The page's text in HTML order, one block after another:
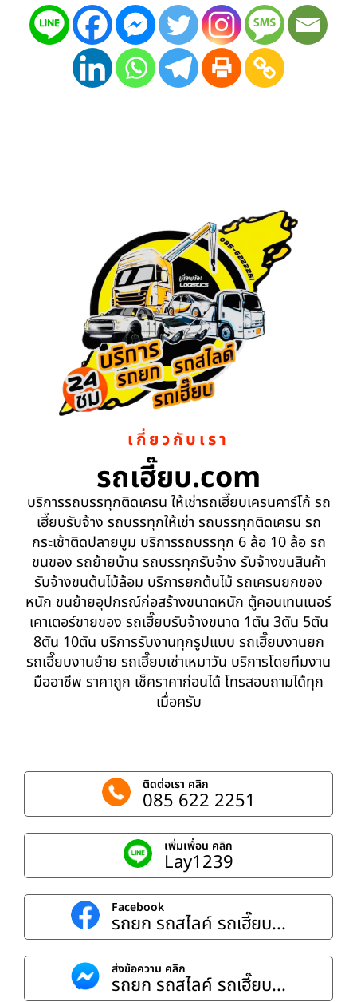
เกี่ยวกับเรา
รถเฮี๊ยบ.com
บริการรถบรรทุกติดเครน ให้เช่ารถเฮี๊ยบเครนคาร์โก้ รถ
เฮี๊ยบรับจ้าง รถบรรทุกให้เช่า รถบรรทุกติดเครน รถ
กระเช้าติดปลายบูม บริการรถบรรทุก 6 ล้อ 10 ล้อ รถ
ขนของ รถย้ายบ้าน รถบรรทุกรับจ้าง รับจ้างขนสินค้า
รับจ้างขนต้นไม้ล้อม บริการยกต้นไม้ รถเครนยกของ
หนัก ขนย้ายอุปกรณ์ก่อสร้างขนาดหนัก ตู้คอนเทนเนอร์
เคาเตอร์ขายของ รถเฮี๊ยบรับจ้างขนาด 1ตัน 3ตัน 5ตัน
8ตัน 10ตัน บริการรับงานทุกรูปแบบ รถเฮี๊ยบงานยก
รถเฮี๊ยบงานย้าย รถเฮี๊ยบเช่าเหมาวัน บริการโดยทีมงาน
มืออาชีพ ราคาถูก เช็คราคาก่อนได้ โทรสอบถามได้ทุก
เมื่อครับ
ติดต่อเรา คลิก
085 622 2251
เพิ่มเพื่อน คลิก
Lay1239
Facebook
รถยก รถสไลค์ รถเฮี๊ยบ...
ส่งข้อความ คลิก
รถยก รถสไลค์ รถเฮี๊ยบ...